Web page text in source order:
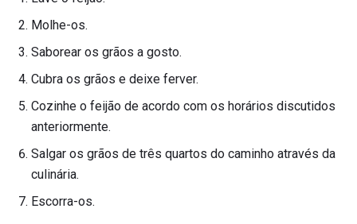
Molhe-os.
Saborear os grãos a gosto.
Cubra os grãos e deixe ferver.
Cozinhe o feijão de acordo com os horários discutidos
anteriormente.
Salgar os grãos de três quartos do caminho através da
culinária.
Escorra-os.